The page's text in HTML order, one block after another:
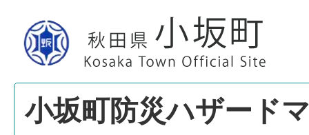
小坂町防災ハザード